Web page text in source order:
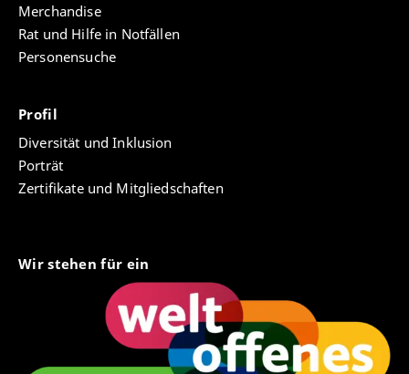
Merchandise
Rat und Hilfe in Notfällen
Personensuche
Profil
Diversität und Inklusion
Porträt
Zertifikate und Mitgliedschaften
Wir stehen für ein